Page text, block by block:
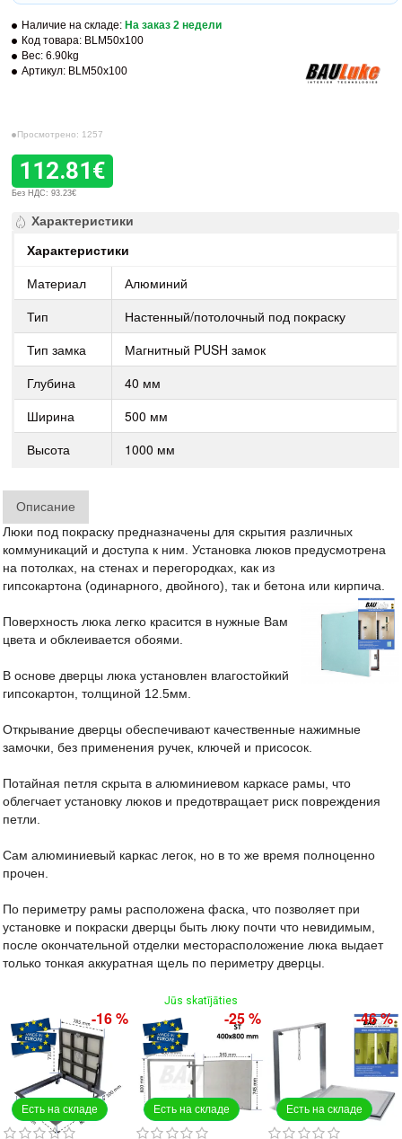
Наличие на складе: На заказ 2 недели
Код товара: BLM50x100
Вес: 6.90kg
Артикул: BLM50x100
Просмотрено: 1257
112.81€
Без НДС: 93.23€
Характеристики
Характеристики
Материал
Алюминий
Тип
Настенный/потолочный под покраску
Тип замка
Магнитный PUSH замок
Глубина
40 мм
Ширина
500 мм
Высота
1000 мм
Описание
Люки под покраску предназначены для скрытия различных
коммуникаций и доступа к ним. Установка люков предусмотрена
на потолках, на стенах и перегородках, как из
гипсокартона (одинарного, двойного), так и бетона или кирпича.
Поверхность люка легко красится в нужные Вам
цвета и обклеивается обоями.
В основе дверцы люка установлен влагостойкий
гипсокартон, толщиной 12.5мм.
Открывание дверцы обеспечивают качественные нажимные
замочки, без применения ручек, ключей и присосок.
Потайная петля скрыта в алюминиевом каркасе рамы, что
облегчает установку люков и предотвращает риск повреждения
петли.
Сам алюминиевый каркас легок, но в то же время полноценно
прочен.
По периметру рамы расположена фаска, что позволяет при
установке и покраски дверцы быть люку почти что невидимым,
после окончательной отделки месторасположение люка выдает
только тонкая аккуратная щель по периметру дверцы.
Jūs skatījāties
Есть на складе
-16 %
Есть на складе
-25 %
Есть на складе
-46 %